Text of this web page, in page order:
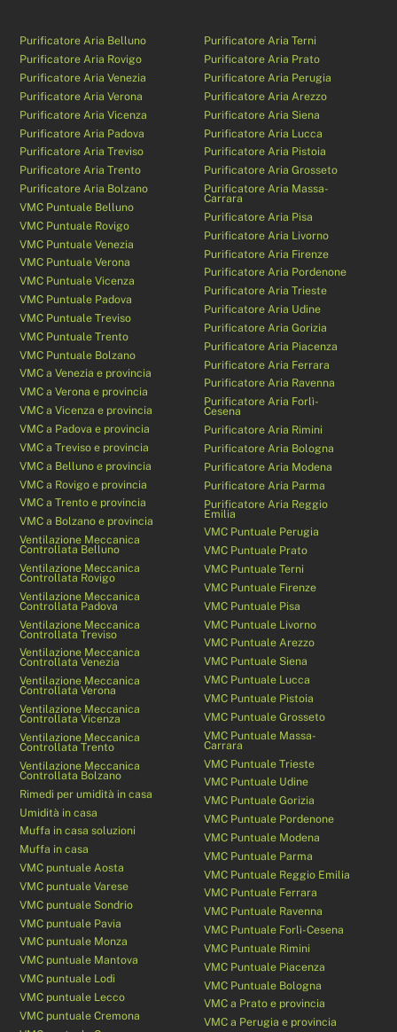
Purificatore Aria Belluno
Purificatore Aria Rovigo
Purificatore Aria Venezia
Purificatore Aria Verona
Purificatore Aria Vicenza
Purificatore Aria Padova
Purificatore Aria Treviso
Purificatore Aria Trento
Purificatore Aria Bolzano
VMC Puntuale Belluno
VMC Puntuale Rovigo
VMC Puntuale Venezia
VMC Puntuale Verona
VMC Puntuale Vicenza
VMC Puntuale Padova
VMC Puntuale Treviso
VMC Puntuale Trento
VMC Puntuale Bolzano
VMC a Venezia e provincia
VMC a Verona e provincia
VMC a Vicenza e provincia
VMC a Padova e provincia
VMC a Treviso e provincia
VMC a Belluno e provincia
VMC a Rovigo e provincia
VMC a Trento e provincia
VMC a Bolzano e provincia
Ventilazione Meccanica
Controllata Belluno
Ventilazione Meccanica
Controllata Rovigo
Ventilazione Meccanica
Controllata Padova
Ventilazione Meccanica
Controllata Treviso
Ventilazione Meccanica
Controllata Venezia
Ventilazione Meccanica
Controllata Verona
Ventilazione Meccanica
Controllata Vicenza
Ventilazione Meccanica
Controllata Trento
Ventilazione Meccanica
Controllata Bolzano
Rimedi per umidità in casa
Umidità in casa
Muffa in casa soluzioni
Muffa in casa
VMC puntuale Aosta
VMC puntuale Varese
VMC puntuale Sondrio
VMC puntuale Pavia
VMC puntuale Monza
VMC puntuale Mantova
VMC puntuale Lodi
VMC puntuale Lecco
VMC puntuale Cremona
Purificatore Aria Terni
Purificatore Aria Prato
Purificatore Aria Perugia
Purificatore Aria Arezzo
Purificatore Aria Siena
Purificatore Aria Lucca
Purificatore Aria Pistoia
Purificatore Aria Grosseto
Purificatore Aria Massa-
Carrara
Purificatore Aria Pisa
Purificatore Aria Livorno
Purificatore Aria Firenze
Purificatore Aria Pordenone
Purificatore Aria Trieste
Purificatore Aria Udine
Purificatore Aria Gorizia
Purificatore Aria Piacenza
Purificatore Aria Ferrara
Purificatore Aria Ravenna
Purificatore Aria Forlì-
Cesena
Purificatore Aria Rimini
Purificatore Aria Bologna
Purificatore Aria Modena
Purificatore Aria Parma
Purificatore Aria Reggio
Emilia
VMC Puntuale Perugia
VMC Puntuale Prato
VMC Puntuale Terni
VMC Puntuale Firenze
VMC Puntuale Pisa
VMC Puntuale Livorno
VMC Puntuale Arezzo
VMC Puntuale Siena
VMC Puntuale Lucca
VMC Puntuale Pistoia
VMC Puntuale Grosseto
VMC Puntuale Massa-
Carrara
VMC Puntuale Trieste
VMC Puntuale Udine
VMC Puntuale Gorizia
VMC Puntuale Pordenone
VMC Puntuale Modena
VMC Puntuale Parma
VMC Puntuale Reggio Emilia
VMC Puntuale Ferrara
VMC Puntuale Ravenna
VMC Puntuale Forlì-Cesena
VMC Puntuale Rimini
VMC Puntuale Piacenza
VMC Puntuale Bologna
VMC a Prato e provincia
VMC a Perugia e provincia